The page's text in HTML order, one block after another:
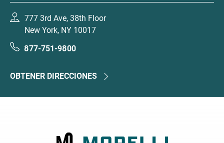
777 3rd Ave, 38th Floor
New York, NY 10017
877-751-9800
OBTENER DIRECCIONES